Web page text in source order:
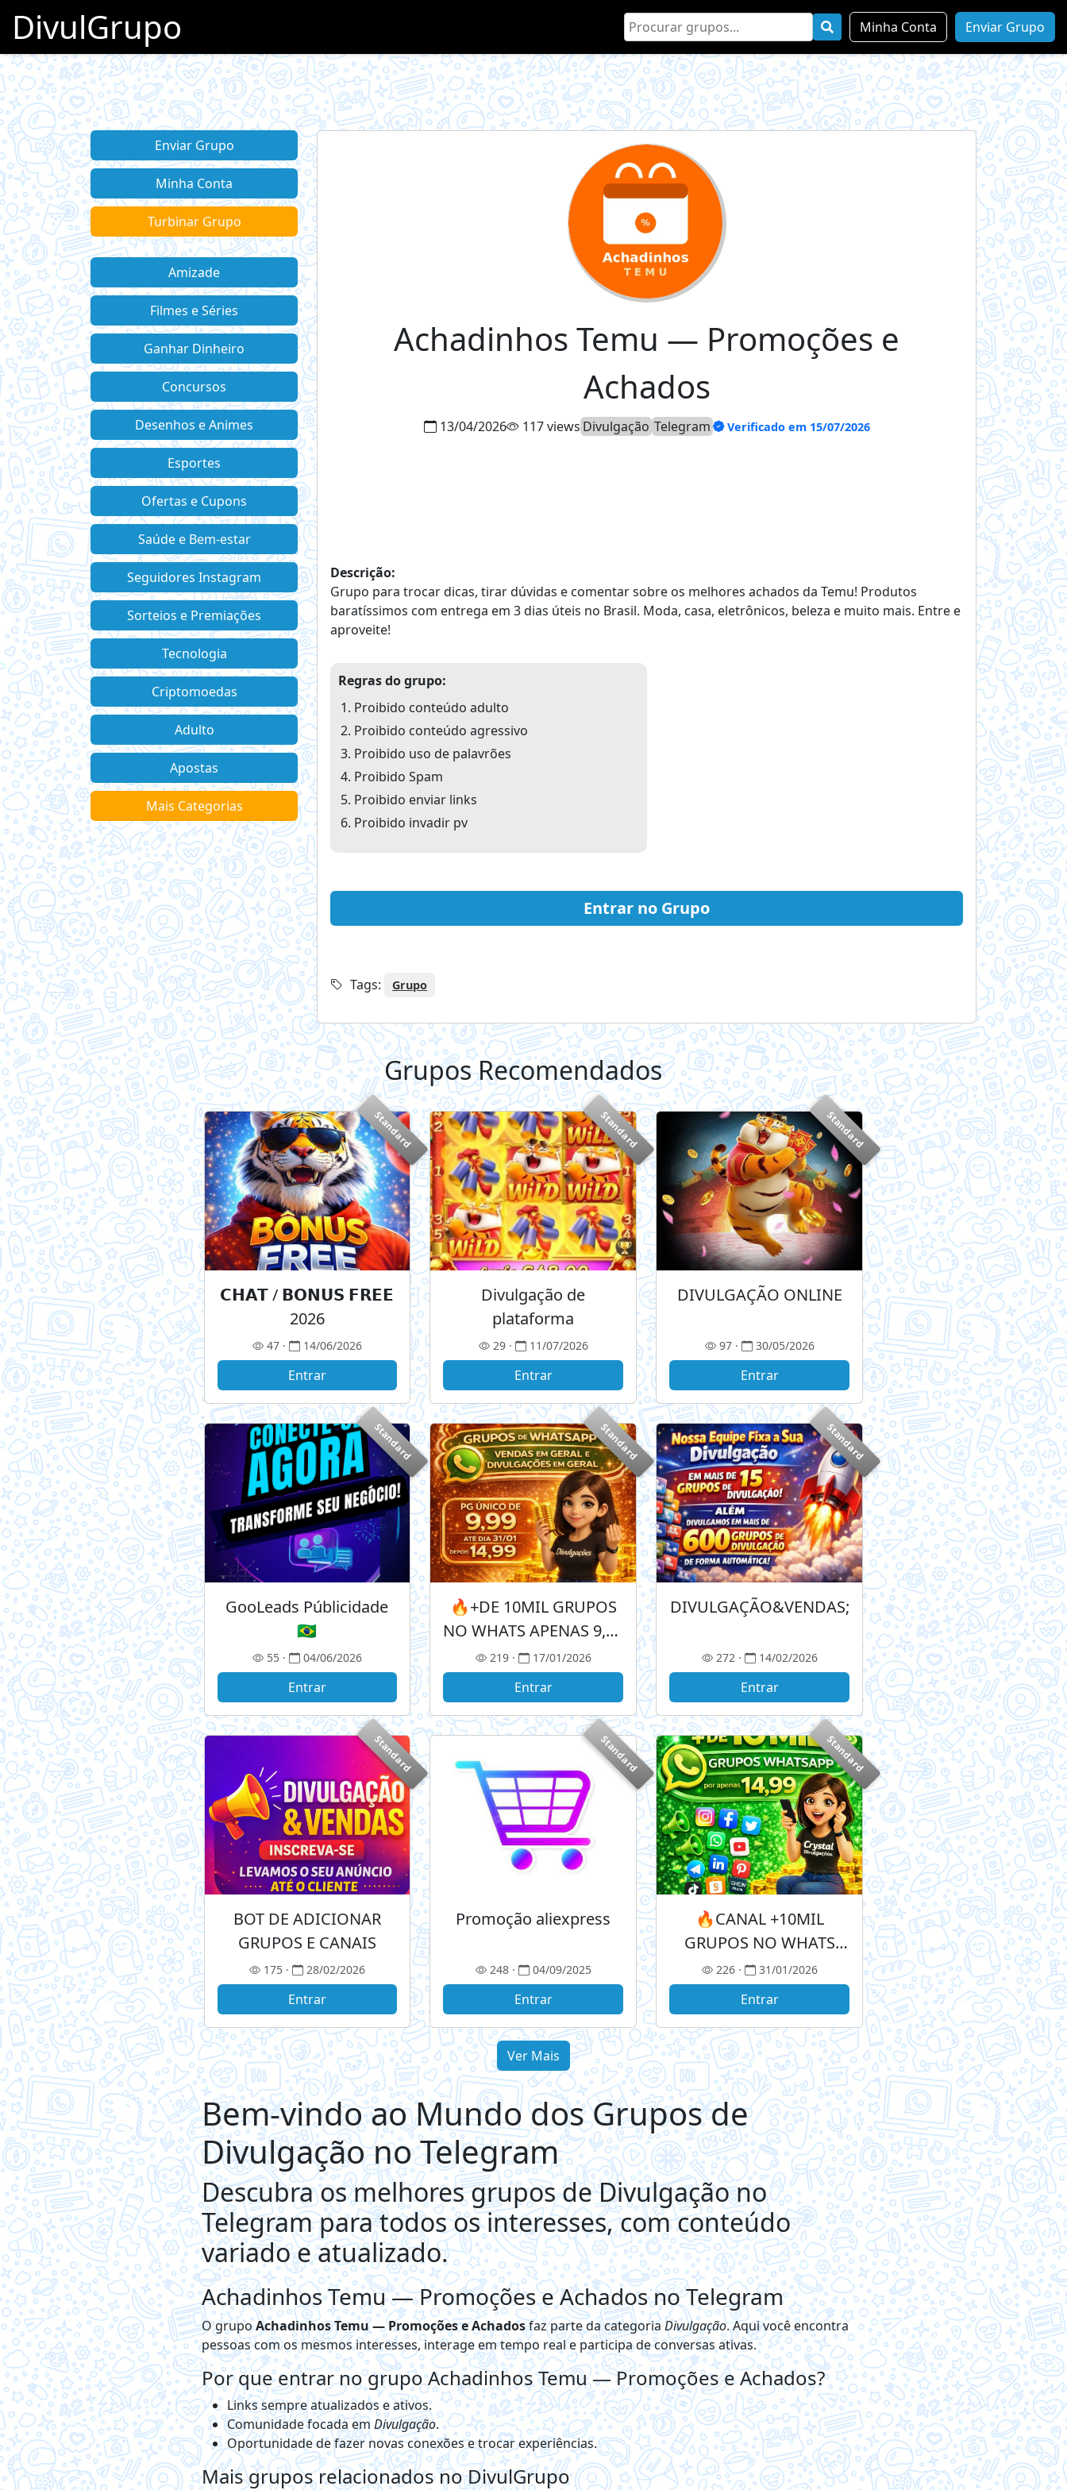
DivulGrupo Minha Conta Enviar Grupo
Enviar Grupo
Minha Conta
Turbinar Grupo
Amizade
Filmes e Séries
Ganhar Dinheiro
Concursos
Desenhos e Animes
Esportes
Ofertas e Cupons
Saúde e Bem-estar
Seguidores Instagram
Sorteios e Premiações
Tecnologia
Criptomoedas
Adulto
Apostas
Mais Categorias
Achadinhos Temu — Promoções e
Achados
13/04/2026 117 views Divulgação Telegram Verificado em 15/07/2026
Descrição:
Grupo para trocar dicas, tirar dúvidas e comentar sobre os melhores achados da Temu! Produtos
baratíssimos com entrega em 3 dias úteis no Brasil. Moda, casa, eletrônicos, beleza e muito mais. Entre e
aproveite!
Regras do grupo:
Proibido conteúdo adulto
Proibido conteúdo agressivo
Proibido uso de palavrões
Proibido Spam
Proibido enviar links
Proibido invadir pv
Entrar no Grupo
Tags: Grupo
Grupos Recomendados+
Standard
𝗖𝗛𝗔𝗧 / 𝗕𝗢𝗡𝗨𝗦 𝗙𝗥𝗘𝗘
2026
47 · 14/06/2026
Entrar
Standard
Divulgação de
plataforma
29 · 11/07/2026
Entrar
Standard
DIVULGAÇÃO ONLINE
97 · 30/05/2026
Entrar
Standard
GooLeads Públicidade
🇧🇷
55 · 04/06/2026
Entrar
Standard
🔥+DE 10MIL GRUPOS
NO WHATS APENAS 9,99
🔥
219 · 17/01/2026
Entrar
Standard
DIVULGAÇÃO&VENDAS;
272 · 14/02/2026
Entrar
Standard
BOT DE ADICIONAR
GRUPOS E CANAIS
175 · 28/02/2026
Entrar
Standard
Promoção aliexpress
248 · 04/09/2025
Entrar
Standard
🔥CANAL +10MIL
GRUPOS NO WHATS
APENAS 14,99🔥
226 · 31/01/2026
Entrar
Ver Mais
Bem-vindo ao Mundo dos Grupos de
Divulgação no Telegram
Descubra os melhores grupos de Divulgação no
Telegram para todos os interesses, com conteúdo
variado e atualizado.
Achadinhos Temu — Promoções e Achados no Telegram
O grupoAchadinhos Temu — Promoções e Achadosfaz parte da categoriaDivulgação. Aqui você encontra
pessoas com os mesmos interesses, interage em tempo real e participa de conversas ativas.
Por que entrar no grupo Achadinhos Temu — Promoções e Achados?
Links sempre atualizados e ativos.
Comunidade focada em Divulgação.
Oportunidade de fazer novas conexões e trocar experiências.
Mais grupos relacionados no DivulGrupo